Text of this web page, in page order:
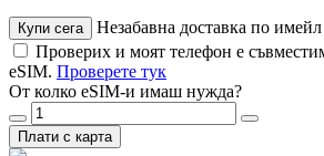
Купи сега
Незабавна доставка по
Проверих и моят телефон е
eSIM. Проверете тук
От колко eSIM-и имаш нужда?
Плати с карта